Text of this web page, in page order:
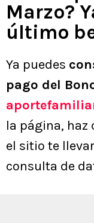
Marzo?
último
Ya puedes
pago del
la página, haz
el sitio te
consulta de